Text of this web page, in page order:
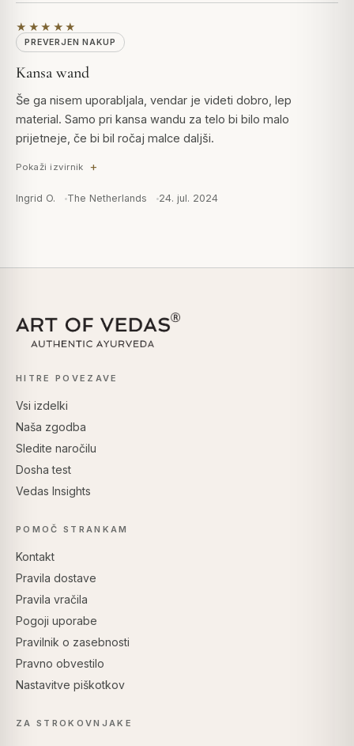
★★★★★
PREVERJEN NAKUP
Kansa wand
Še ga nisem uporabljala, vendar je videti dobro, lep
material. Samo pri kansa wandu za telo bi bilo malo
prijetneje, če bi bil ročaj malce daljši.
Pokaži izvirnik
Ingrid O. The Netherlands 24. jul. 2024
HITRE POVEZAVE
Vsi izdelki
Naša zgodba
Sledite naročilu
Dosha test
Vedas Insights
POMOČ STRANKAM
Kontakt
Pravila dostave
Pravila vračila
Pogoji uporabe
Pravilnik o zasebnosti
Pravno obvestilo
Nastavitve piškotkov
ZA STROKOVNJAKE